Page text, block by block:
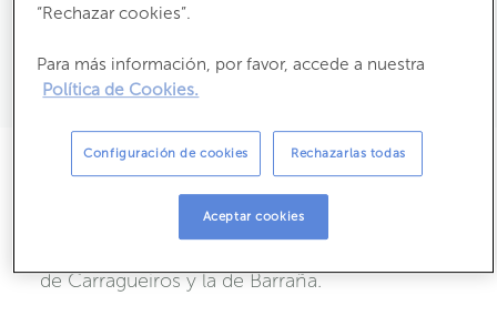
Consumo:
329,7 kW h m
Propietario:
Descripción
. Edificio de cuatro plantas
de Carragueiros y la de Barraña.
“Rechazar cookies”.
Para más información, por favor, accede a nuestra
Política de Cookies.
Configuración de cookies
Aceptar cookies
Rechazarlas todas